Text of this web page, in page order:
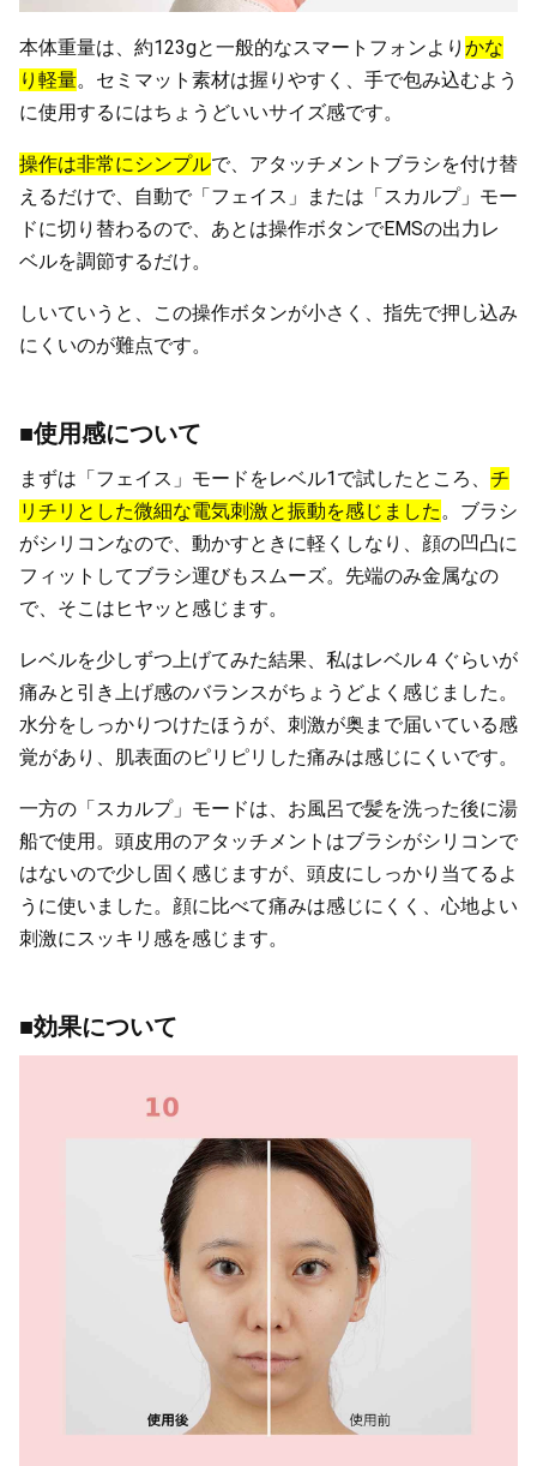
本体重量は、約123gと一般的なスマートフォンより かな
り軽量。セミマット素材は握りやすく、手で包み込むよう
に使用するにはちょうどいいサイズ感です。
操作は非常にシンプルで、アタッチメントブラシを付け替
えるだけで、自動で「フェイス」または「スカルプ」モー
ドに切り替わるので、あとは操作ボタンでEMSの出力レ
ベルを調節するだけ。
しいていうと、この操作ボタンが小さく、指先で押し込み
にくいのが難点です。
■使用感について
まずは「フェイス」モードをレベル1で試したところ、 チ
リチリとした微細な電気刺激と振動を感じました。ブラシ
がシリコンなので、動かすときに軽くしなり、顔の凹凸に
フィットしてブラシ運びもスムーズ。先端のみ金属なの
で、そこはヒヤッと感じます。
レベルを少しずつ上げてみた結果、私はレベル４ぐらいが
痛みと引き上げ感のバランスがちょうどよく感じました。
水分をしっかりつけたほうが、刺激が奥まで届いている感
覚があり、肌表面のピリピリした痛みは感じにくいです。
一方の「スカルプ」モードは、お風呂で髪を洗った後に湯
船で使用。頭皮用のアタッチメントはブラシがシリコンで
はないので少し固く感じますが、頭皮にしっかり当てるよ
うに使いました。顔に比べて痛みは感じにくく、心地よい
刺激にスッキリ感を感じます。
■効果について